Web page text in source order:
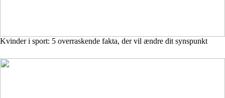
Kvinder i sport: 5 overraskende fakta, der vil ændre dit synspunkt